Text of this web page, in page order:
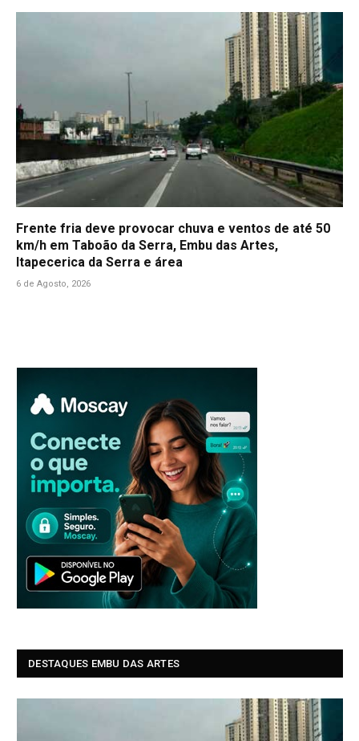
Frente fria deve provocar chuva e ventos de até 50
km/h em Taboão da Serra, Embu das Artes,
Itapecerica da Serra e área
6 de Agosto, 2026
DESTAQUES EMBU DAS ARTES